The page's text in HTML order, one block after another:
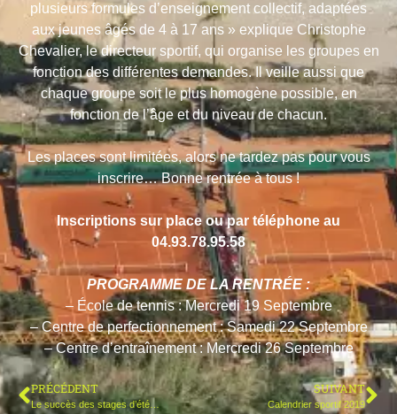
plusieurs formules d’enseignement collectif, adaptées
aux jeunes âgés de 4 à 17 ans » explique Christophe
Chevalier, le directeur sportif, qui organise les groupes en
fonction des différentes demandes. Il veille aussi que
chaque groupe soit le plus homogène possible, en
fonction de l’âge et du niveau de chacun.
Les places sont limitées, alors ne tardez pas pour vous
inscrire… Bonne rentrée à tous !
Inscriptions sur place ou par téléphone au
04.93.78.95.58
PROGRAMME DE LA RENTRÉE :
– École de tennis : Mercredi 19 Septembre
– Centre de perfectionnement : Samedi 22 Septembre
– Centre d’entraînement : Mercredi 26 Septembre
PRÉCÉDENT
Le succès des stages d’été…
SUIVANT
Calendrier sportif 2019